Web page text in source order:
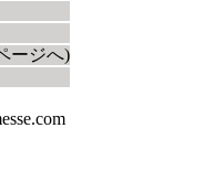
ージへ)